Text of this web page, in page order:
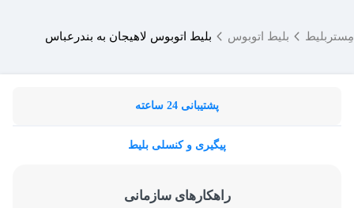
مِستربلیط بلیط اتوبوس بلیط اتوبوس لاهیجان به بندرعباس
پشتیبانی 24 ساعته
پیگیری و کنسلی بلیط
راهکارهای سازمانی